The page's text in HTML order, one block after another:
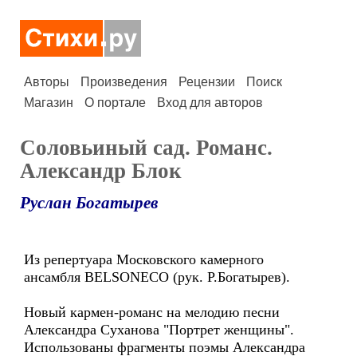
Авторы Произведения Рецензии
Поиск
Магазин
О портале Вход для авторов
Соловьиный сад. Романс.
Александр Блок
Руслан Богатырев
Из репертуара Московского камерного
ансамбля BELSONECO (рук. Р.Богатырев).
Новый кармен-романс на мелодию песни
Александра Суханова "Портрет женщины".
Использованы фрагменты поэмы Александра